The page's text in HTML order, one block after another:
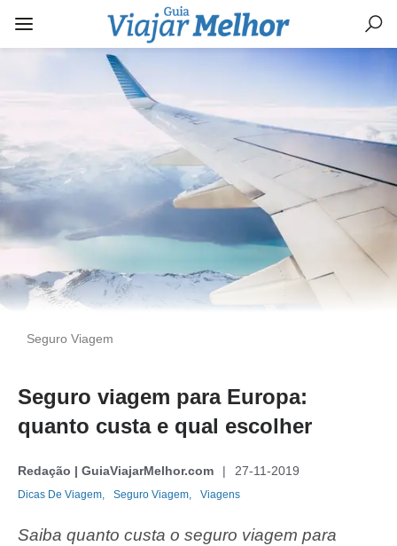
Seguro Viagem
Seguro viagem para Europa:
quanto custa e qual escolher
Redação | GuiaViajarMelhor.com 27-11-2019
Dicas De Viagem, Seguro Viagem, Viagens
Saiba quanto custa o seguro viagem para